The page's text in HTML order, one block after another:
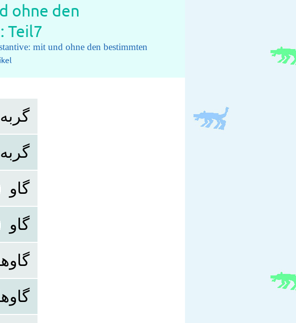
ohne den
Teil7
mit und ohne den bestimmten
گربه
گربه
گاو
گاو